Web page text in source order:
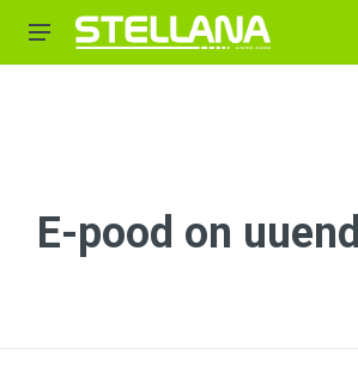
E-pood on